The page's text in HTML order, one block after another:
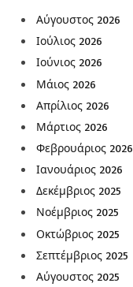
Αύγουστος 2026
Ιούλιος 2026
Ιούνιος 2026
Μάιος 2026
Απρίλιος 2026
Μάρτιος 2026
Φεβρουάριος 2026
Ιανουάριος 2026
Δεκέμβριος 2025
Νοέμβριος 2025
Οκτώβριος 2025
Σεπτέμβριος 2025
Αύγουστος 2025